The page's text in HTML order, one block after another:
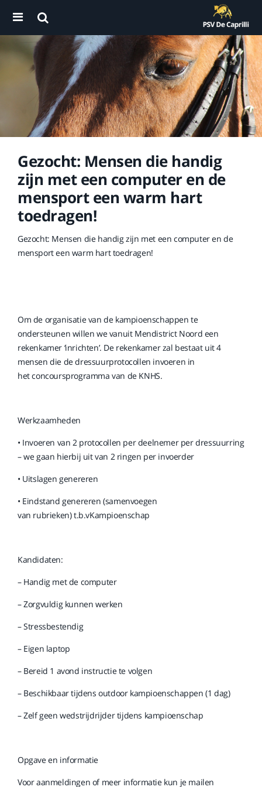
Gezocht: Mensen die handig
zijn met een computer en de
mensport een warm hart
toedragen!
Gezocht: Mensen die handig zijn met een computer en de
mensport een warm hart toedragen!
Om de organisatie van de kampioenschappen te
ondersteunen willen we vanuit Mendistrict Noord een
rekenkamer ‘inrichten’. De rekenkamer zal bestaat uit 4
mensen die de dressuurprotocollen invoeren in
het concoursprogramma van de KNHS.
Werkzaamheden
• Invoeren van 2 protocollen per deelnemer per dressuurring
– we gaan hierbij uit van 2 ringen per invoerder
• Uitslagen genereren
• Eindstand genereren (samenvoegen
van rubrieken) t.b.vKampioenschap
Kandidaten:
– Handig met de computer
– Zorgvuldig kunnen werken
– Stressbestendig
– Eigen laptop
– Bereid 1 avond instructie te volgen
– Beschikbaar tijdens outdoor kampioenschappen (1 dag)
– Zelf geen wedstrijdrijder tijdens kampioenschap
Opgave en informatie
Voor aanmeldingen of meer informatie kun je mailen